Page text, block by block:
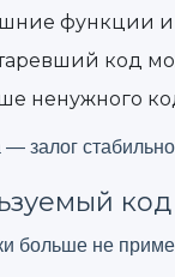
функции и
код
ненужного
— залог
больше не